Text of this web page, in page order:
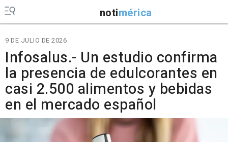
notimérica
9 DE JULIO DE 2026
Infosalus.- Un estudio confirma
la presencia de edulcorantes en
casi 2.500 alimentos y bebidas
en el mercado español